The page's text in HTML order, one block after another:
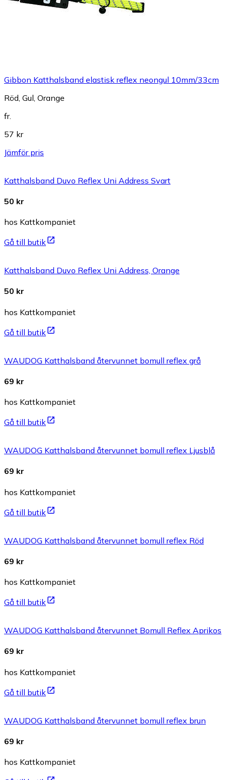
Gibbon Katthalsband elastisk reflex neongul 10mm/33cm
Röd, Gul, Orange
fr.
57 kr
Jämför pris
Katthalsband Duvo Reflex Uni Address Svart
50 kr
hos Kattkompaniet
Gå till butik
Katthalsband Duvo Reflex Uni Address, Orange
50 kr
hos Kattkompaniet
Gå till butik
WAUDOG Katthalsband återvunnet bomull reflex grå
69 kr
hos Kattkompaniet
Gå till butik
WAUDOG Katthalsband återvunnet bomull reflex Ljusblå
69 kr
hos Kattkompaniet
Gå till butik
WAUDOG Katthalsband återvunnet bomull reflex Röd
69 kr
hos Kattkompaniet
Gå till butik
WAUDOG Katthalsband återvunnet Bomull Reflex Aprikos
69 kr
hos Kattkompaniet
Gå till butik
WAUDOG Katthalsband återvunnet bomull reflex brun
69 kr
hos Kattkompaniet